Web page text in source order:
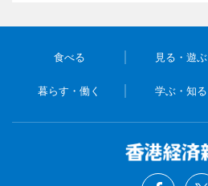
食べる 見る・遊ぶ
暮らす・働く 学ぶ・知る